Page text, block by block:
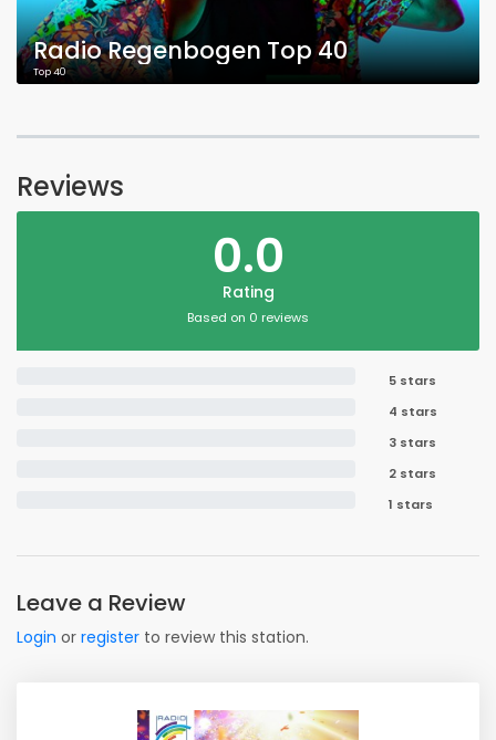
Radio Regenbogen Top 40
Top 40
Reviews
0.0
Rating
Based on 0 reviews
5 stars
4 stars
3 stars
2 stars
1 stars
Leave a Review
Login or register to review this station.